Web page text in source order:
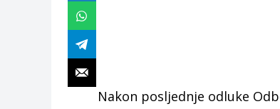
Nakon posljednje odluke